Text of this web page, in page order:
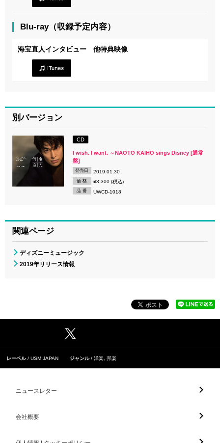
Blu-ray（収録予定内容）
海宝直人インタビュー 他特典映像
別バージョン
CD
I wish. I want. ～NAOTO KAIHO sings Disney [通常
盤]
発売日 2019.01.30
価 格 ¥3,300 (税込)
品 番 UWCD-1018
関連ページ
ディズニーミュージック
2019年リリース情報
レーベル USM JAPAN ジャンル 洋楽 邦楽
ニュースレター
会社概要